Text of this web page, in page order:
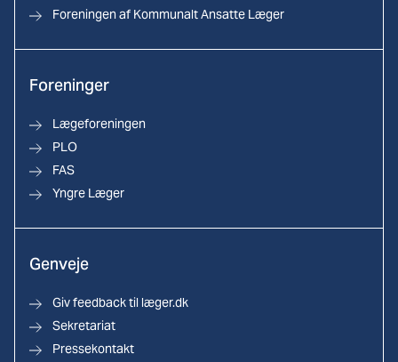
Foreningen af Kommunalt Ansatte Læger
Foreninger
Lægeforeningen
PLO
FAS
Yngre Læger
Genveje
Giv feedback til læger.dk
Sekretariat
Pressekontakt